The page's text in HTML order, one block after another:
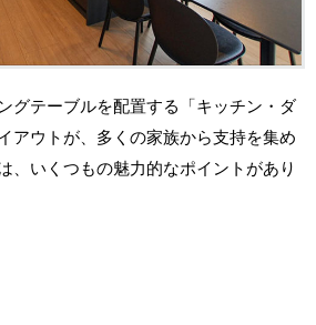
グテーブルを配置する「キッチン・ダ
アウトが、多くの家族から支持を集め
、いくつもの魅力的なポイントがあり